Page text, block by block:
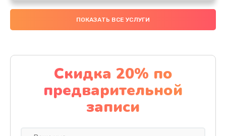
Настройка ОС
990 руб.
Настройка BIOS
1490 руб.
Заказать
ПОКАЗАТЬ ВСЕ УСЛУГИ
Скидка 20% по
предварительной
записи